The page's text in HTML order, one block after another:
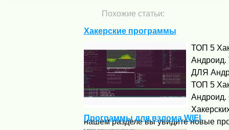
Похожие статьи:
Хакерские программы
ТОП 5
Андроид.
ДЛЯ
ТОП 5
Андроид.
нашем разделе вы увидите новые
Программы для взлома WIFI